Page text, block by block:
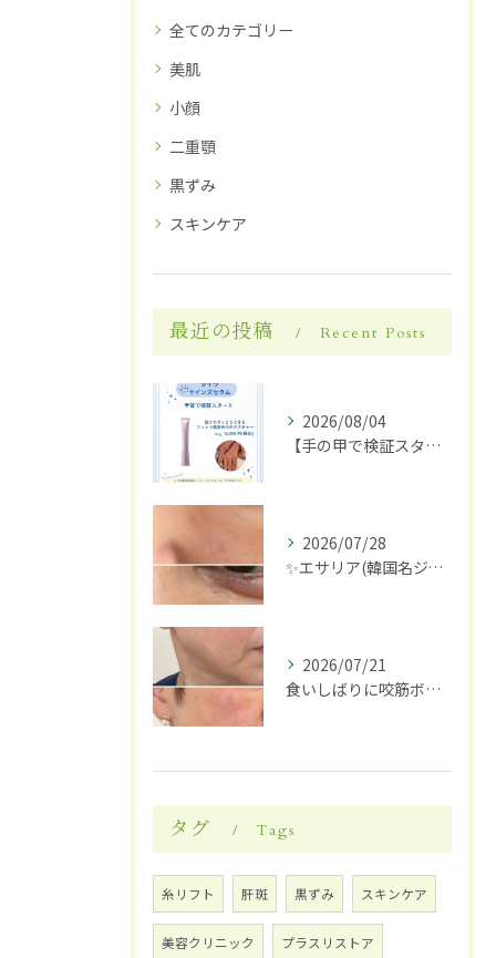
全てのカテゴリー
美肌
小顔
二重顎
黒ずみ
スキンケア
最近の投稿 Recent Posts
2026/08/04
【手の甲で検証スタート】✋✨
2026/07/28
✨エサリア(韓国名ジュブアセル)導入します✨
2026/07/21
食いしばりに咬筋ボトックス
タグ Tags
糸リフト 肝斑 黒ずみ スキンケア
美容クリニック プラスリストア